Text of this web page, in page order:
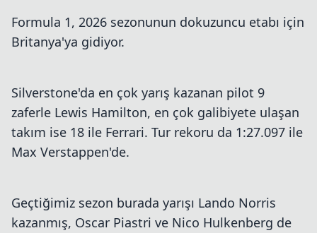
Formula 1, 2026 sezonunun dokuzuncu etabı için
Britanya'ya gidiyor.
Silverstone'da en çok yarış kazanan pilot 9
zaferle Lewis Hamilton, en çok galibiyete ulaşan
takım ise 18 ile Ferrari. Tur rekoru da 1:27.097 ile
Max Verstappen'de.
Geçtiğimiz sezon burada yarışı Lando Norris
kazanmış, Oscar Piastri ve Nico Hulkenberg de